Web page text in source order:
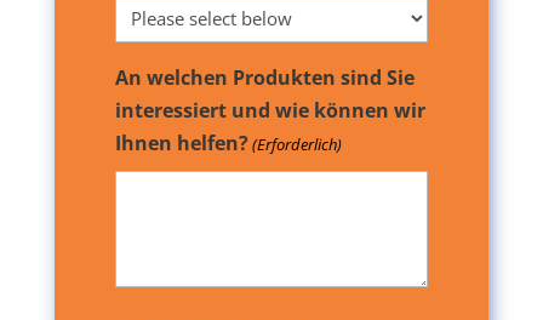
An welchen Produkten sind Sie
interessiert und wie können wir
Ihnen helfen?(Erforderlich)